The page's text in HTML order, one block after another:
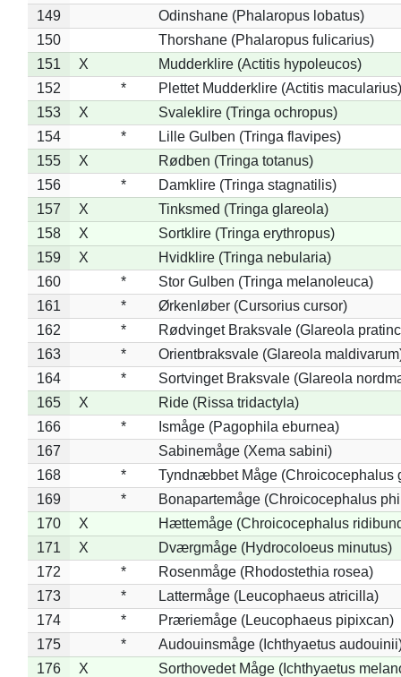
149
Odinshane (Phalaropus lobatus)
150
Thorshane (Phalaropus fulicarius)
151
X
Mudderklire (Actitis hypoleucos)
152
*
Plettet Mudderklire (Actitis macularius)
153
X
Svaleklire (Tringa ochropus)
154
*
Lille Gulben (Tringa flavipes)
155
X
Rødben (Tringa totanus)
156
*
Damklire (Tringa stagnatilis)
157
X
Tinksmed (Tringa glareola)
158
X
Sortklire (Tringa erythropus)
159
X
Hvidklire (Tringa nebularia)
160
*
Stor Gulben (Tringa melanoleuca)
161
*
Ørkenløber (Cursorius cursor)
162
*
Rødvinget Braksvale (Glareola
163
*
Orientbraksvale (Glareola
164
*
Sortvinget Braksvale (Glareola
165
X
Ride (Rissa tridactyla)
166
*
Ismåge (Pagophila eburnea)
167
Sabinemåge (Xema sabini)
168
*
Tyndnæbbet Måge (Chroicocephalus
169
*
Bonapartemåge (Chroicocephalus
170
X
Hættemåge (Chroicocephalus
171
X
Dværgmåge (Hydrocoloeus minutus)
172
*
Rosenmåge (Rhodostethia rosea)
173
*
Lattermåge (Leucophaeus atricilla)
174
*
Præriemåge (Leucophaeus pipixcan)
175
*
Audouinsmåge (Ichthyaetus
176
X
Sorthovedet Måge (Ichthyaetus